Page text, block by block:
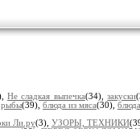
Не сладкая выпечка(34),закуски
рыбы(39), блюда из мяса(30),
Ли.ру(3), УЗОРЫ, ТЕХНИКИ